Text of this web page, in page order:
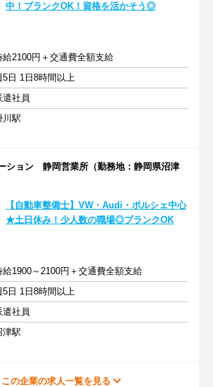
中！ブランクOK！資格を活かそう◎
給2100円＋交通費全額支給
5日 1日8時間以上
遣社員
川駅
ション 静岡営業所（勤務地：静岡県沼津
【自動車整備士】VW・Audi・ポルシェ中心
★土日休み！少人数の職場◎ブランクOK
給1900～2100円＋交通費全額支給
5日 1日8時間以上
遣社員
津駅
この企業の求人一覧を見る